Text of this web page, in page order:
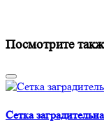
Посмотрите
Сетка